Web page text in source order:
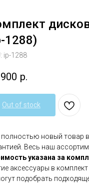
1288)
ip-1288
р.
Out of stock
новый товар
Весь наш
указана за
аксессуары в
подобрать